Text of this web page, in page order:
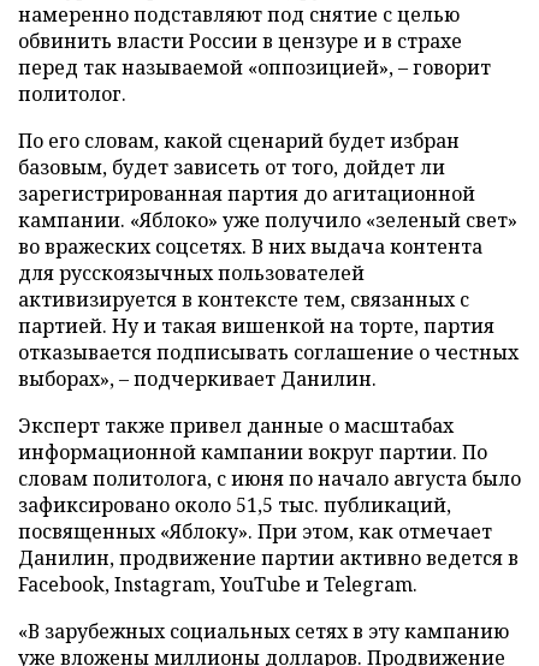
намеренно подставляют под снятие с целью
обвинить власти России в цензуре и в страхе
перед так называемой «оппозицией», – говорит
политолог.
По его словам, какой сценарий будет избран
базовым, будет зависеть от того, дойдет ли
зарегистрированная партия до агитационной
кампании. «Яблоко» уже получило «зеленый свет»
во вражеских соцсетях. В них выдача контента
для русскоязычных пользователей
активизируется в контексте тем, связанных с
партией. Ну и такая вишенкой на торте, партия
отказывается подписывать соглашение о честных
выборах», – подчеркивает Данилин.
Эксперт также привел данные о масштабах
информационной кампании вокруг партии. По
словам политолога, с июня по начало августа было
зафиксировано около 51,5 тыс. публикаций,
посвященных «Яблоку». При этом, как отмечает
Данилин, продвижение партии активно ведется в
Facebook, Instagram, YouTube и Telegram.
«В зарубежных социальных сетях в эту кампанию
уже вложены миллионы долларов. Продвижение